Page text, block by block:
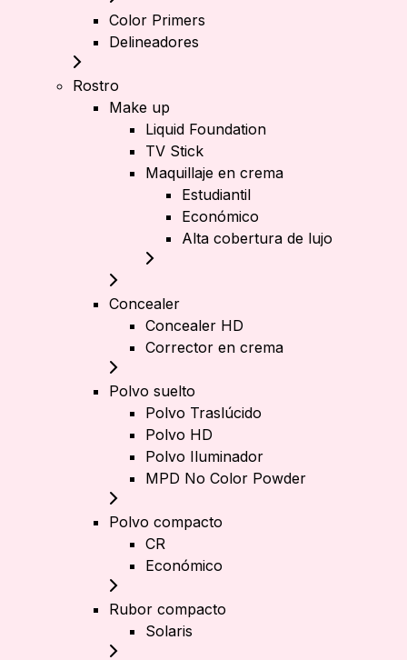
Color Primers
Delineadores
Rostro
Make up
Liquid Foundation
TV Stick
Maquillaje en crema
Estudiantil
Económico
Alta cobertura de lujo
Concealer
Concealer HD
Corrector en crema
Polvo suelto
Polvo Traslúcido
Polvo HD
Polvo Iluminador
MPD No Color Powder
Polvo compacto
CR
Económico
Rubor compacto
Solaris